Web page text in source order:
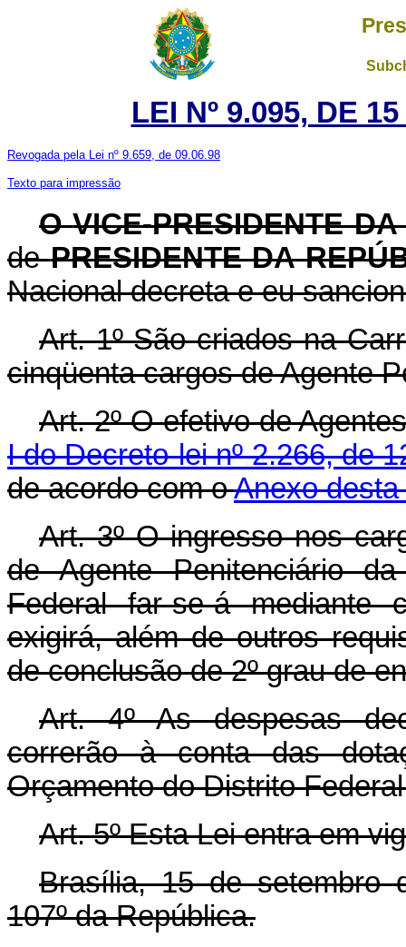
LEI Nº 9.095, DE
Revogada pela Lei nº 9.659, de 09.06.98
Texto para impressão
O VICE-PRESIDENTE
dePRESIDENTE DA
Nacional decreta e eu
Art. 1º São criados na
cinqüenta cargos de Agente
Art. 2º O efetivo de
I do Decreto-lei nº 2.266, de
de acordo com oAnexo desta
Art. 3º O ingresso nos
de Agente Penitenciário
Federal far-se-á
exigirá, além de outros
de conclusão de 2º grau de
Art. 4º As despesas
correrão à conta das
Orçamento do Distrito
Art. 5º Esta Lei entra em
Brasília, 15 de setembro
107º da República.